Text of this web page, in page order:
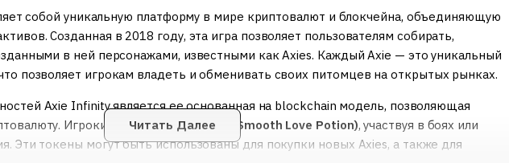
собой уникальную платформу в мире криптовалют и блокчейна, объединяющую
Созданная в 2018 году, эта игра позволяет пользователям собирать,
в ней персонажами, известными как Axies. Каждый Axie — это уникальный
позволяет игрокам владеть и обменивать своих питомцев на открытых рынках.
Axie Infinity является ее основанная на blockchain модель, позволяющая
Игроки получаютAXSиSLP (Smooth Love Potion), участвуя в боях или
Эти токены могут быть использованы для покупки новых Axies, а также для
Читать Далее